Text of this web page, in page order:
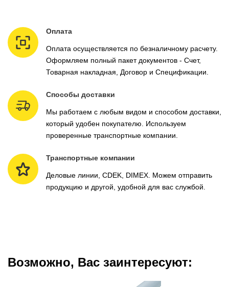
Оплата
Оплата осуществляется по безналичному расчету.
Оформляем полный пакет документов - Счет,
Товарная накладная, Договор и Спецификации.
Способы доставки
Мы работаем с любым видом и способом доставки,
который удобен покупателю. Используем
проверенные транспортные компании.
Транспортные компании
Деловые линии, CDEK, DIMEX. Можем отправить
продукцию и другой, удобной для вас службой.
Возможно, Вас заинтересуют: